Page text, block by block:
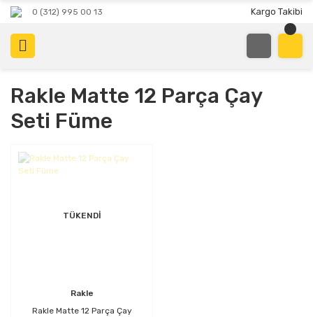
0 (312) 995 00 13 Kargo Takibi
Rakle Matte 12 Parça Çay
Seti Füme
TÜKENDİ
Rakle
Rakle Matte 12 Parça Çay